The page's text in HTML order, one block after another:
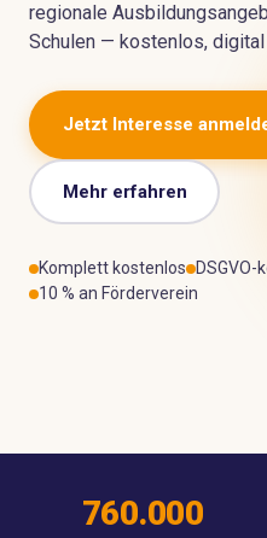
regionale
Schulen — kostenlos, digital
Jetzt Interesse
Mehr erfahren
Komplett kostenlos
10 % an Förderverein
Regional.
Vor Ort wirksam.
760.000